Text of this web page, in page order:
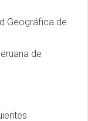
Geográfica de
de